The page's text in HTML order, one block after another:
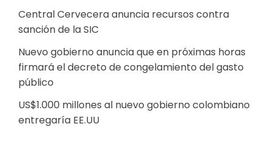
Central Cervecera anuncia recursos contra
sanción de la SIC
Nuevo gobierno anuncia que en próximas horas
firmará el decreto de congelamiento del gasto
público
US$1.000 millones al nuevo gobierno colombiano
entregaría EE.UU